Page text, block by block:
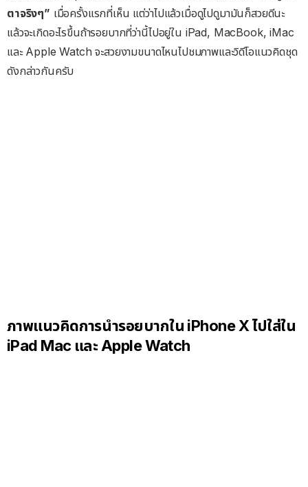
ตาจริงๆ” เมื่อครั้งแรกที่เห็น แต่ว่าไปแล้วเมื่อดูไปดูมามันก็สวยดีนะ
แล้วจะเกิดอะไรขึ้นถ้ารอยบากที่ว่านี้ไปอยู่ใน iPad, MacBook, iMac
และ Apple Watch จะสวยงามขนาดไหนไปชมภาพและวิดีโอแนวคิดชุด
ดังกล่าวกันครับ
ภาพแนวคิดการนำรอยบากใน iPhone X ไปใส่ใน
iPad Mac และ Apple Watch